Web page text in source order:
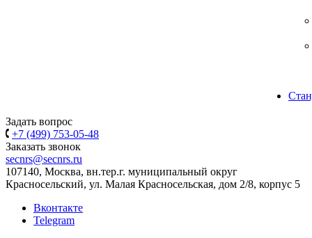
Задать вопрос
+7 (499) 753-05-48
Заказать звонок
secnrs@secnrs.ru
107140, Москва, вн.тер.г. муниципальный округ
Красносельский, ул. Малая Красносельская, дом 2/8, корпус 5
Вконтакте
Telegram